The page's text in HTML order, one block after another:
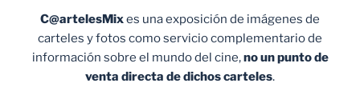
C@artelesMixes una exposición de imágenes de
carteles y fotos como servicio complementario de
información sobre el mundo del cine,no un punto de
venta directa de dichos carteles.